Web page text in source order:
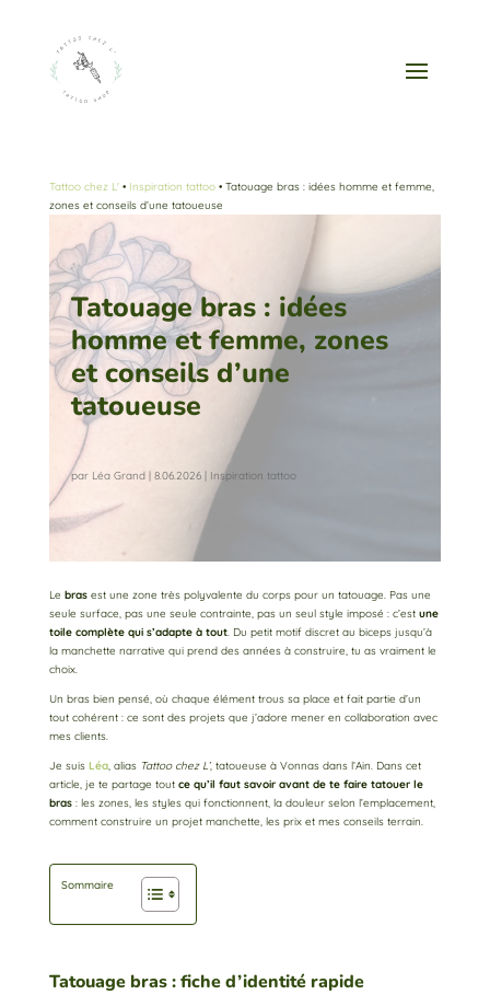
Tattoo chez L'• Inspiration tattoo• Tatouage bras : idées homme et femme,
zones et conseils d’une tatoueuse
Tatouage bras : idées
homme et femme, zones
et conseils d’une
tatoueuse
par Léa Grand| 8.06.2026| Inspiration tattoo
Le brasest une zone très polyvalente du corps pour un tatouage. Pas une
seule surface, pas une seule contrainte, pas un seul style imposé : c’est une
toile complète qui s’adapte à tout. Du petit motif discret au biceps jusqu’à
la manchette narrative qui prend des années à construire, tu as vraiment le
choix.
Un bras bien pensé, où chaque élément trous sa place et fait partie d’un
tout cohérent : ce sont des projets que j’adore mener en collaboration avec
mes clients.
Je suis Léa, alias Tattoo chez L’, tatoueuse à Vonnas dans l’Ain. Dans cet
article, je te partage toutce qu’il faut savoir avant de te faire tatouer le
bras: les zones, les styles qui fonctionnent, la douleur selon l’emplacement,
comment construire un projet manchette, les prix et mes conseils terrain.
Sommaire
Tatouage bras : fiche d’identité rapide